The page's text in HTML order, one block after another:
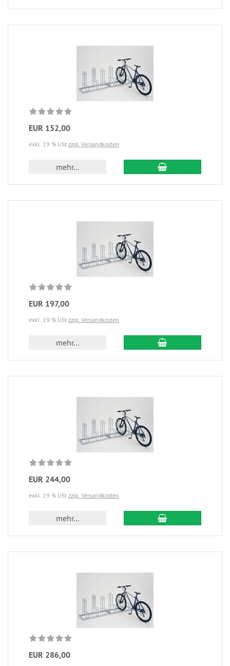
EUR 152,00
exkl. 19 % USt zzgl. Versandkosten
mehr...
EUR 197,00
exkl. 19 % USt zzgl. Versandkosten
mehr...
EUR 244,00
exkl. 19 % USt zzgl. Versandkosten
mehr...
EUR 286,00